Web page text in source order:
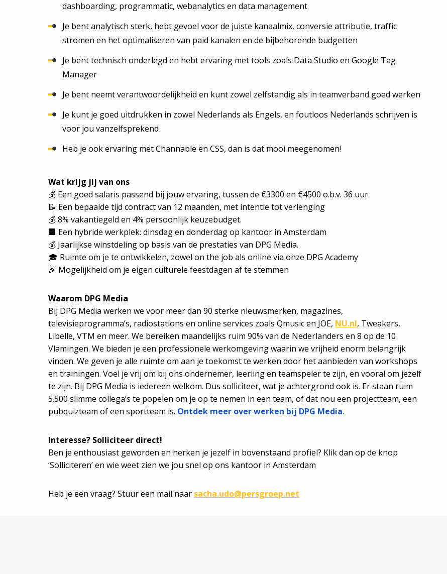
dashboarding, programmatic, webanalytics en data management
Je bent analytisch sterk, hebt gevoel voor de juiste kanaalmix, conversie attributie, traffic
stromen en het optimaliseren van paid kanalen en de bijbehorende budgetten
Je bent technisch onderlegd en hebt ervaring met tools zoals Data Studio en Google Tag
Manager
Je bent neemt verantwoordelijkheid en kunt zowel zelfstandig als in teamverband goed werken
Je kunt je goed uitdrukken in zowel Nederlands als Engels, en foutloos Nederlands schrijven is
voor jou vanzelfsprekend
Heb je ook ervaring met Channable en CSS, dan is dat mooi meegenomen!
Wat krijg jij van ons
💰 Een goed salaris passend bij jouw ervaring, tussen de €3300 en €4500 o.b.v. 36 uur
📝 Een bepaalde tijd contract van 12 maanden, met intentie tot verlenging
💰 8% vakantiegeld en 4% persoonlijk keuzebudget.
🏢 Een hybride werkplek: dinsdag en donderdag op kantoor in Amsterdam
💰 Jaarlijkse winstdeling op basis van de prestaties van DPG Media.
🎓 Ruimte om je te ontwikkelen, zowel on the job als online via onze DPG Academy
🎉 Mogelijkheid om je eigen culturele feestdagen af te stemmen
Waarom DPG Media
Bij DPG Media werken we voor meer dan 90 sterke nieuwsmerken, magazines,
televisieprogramma’s, radiostations en online services zoals Qmusic en JOE, NU.nl, Tweakers,
Libelle, VTM en meer. We bereiken maandelijks ruim 90% van de Nederlanders en 8 op de 10
Vlamingen. We bieden je een professionele werkomgeving waarin we vrijheid enorm belangrijk
vinden. We geven je alle ruimte om aan je toekomst te werken door het aanbieden van workshops
en trainingen. Voel je vrij om bij ons ondernemer, leerling en teamspeler te zijn, en vooral om jezelf
te zijn. Bij DPG Media is iedereen welkom. Dus solliciteer, wat je achtergrond ook is. Er staan ruim
5.500 slimme collega’s te popelen om je op te nemen in een team, of dat nou een projectteam, een
pubquizteam of een sportteam is. Ontdek meer over werken bij DPG Media.
Interesse? Solliciteer direct!
Ben je enthousiast geworden en herken je jezelf in bovenstaand profiel? Klik dan op de knop
‘Solliciteren’ en wie weet zien we jou snel op ons kantoor in Amsterdam
Heb je een vraag? Stuur een mail naar sacha.udo@persgroep.net